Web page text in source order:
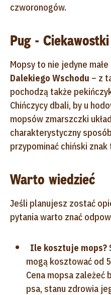
czworonogów.
Pug - Ciekawostki
Mopsy to nie jedyne małe
Dalekiego Wschodu – z
pochodzą także
Chińczycy dbali, by u
mopsów zmarszczki
charakterystyczny
przypominać chiński znak
Warto wiedzieć
Jeśli planujesz zostać
pytania warto znać
Ile kosztuje mops?
mogą kosztować od
Cena mopsa zależeć
psa, stanu zdrowia